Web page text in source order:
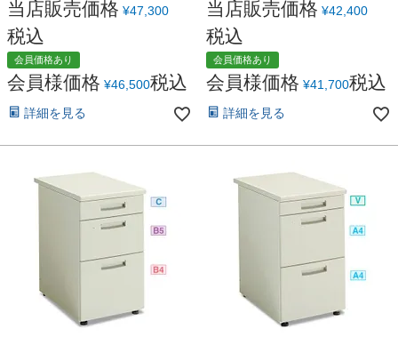
当店販売価格 ¥47,300
税込
会員価格あり
会員様価格 ¥46,500税込
詳細を見る
当店販売価格 ¥42,400
税込
会員価格あり
会員様価格 ¥41,700税込
詳細を見る